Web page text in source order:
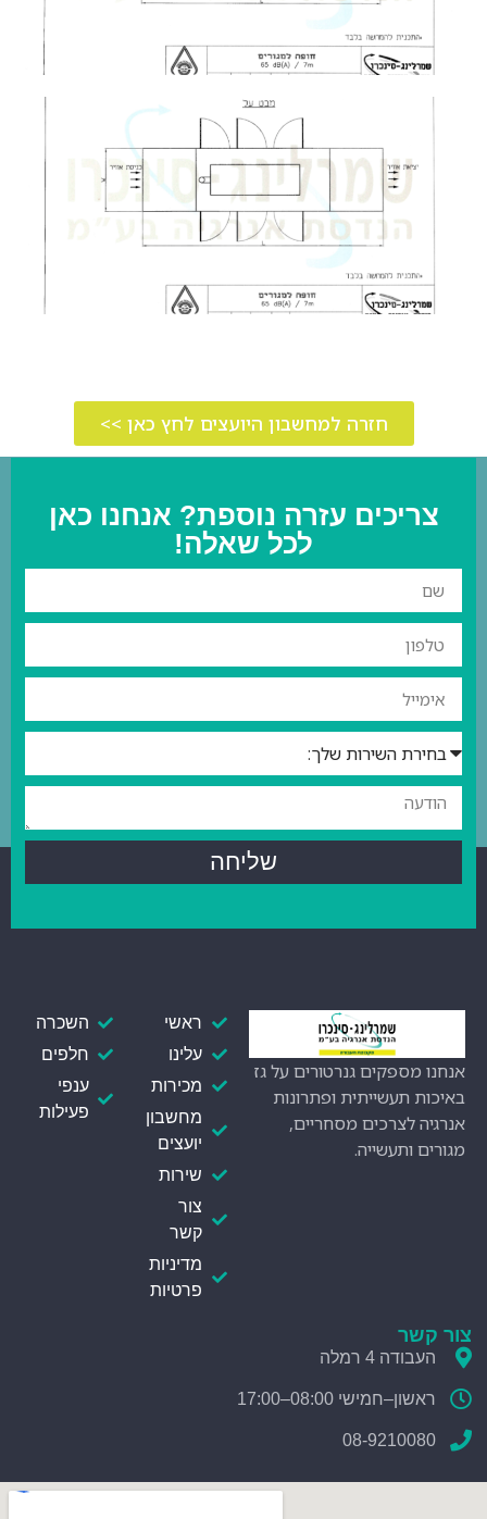
חזרה למחשבון היועצים לחץ כאן >>
צריכים עזרה נוספת? אנחנו כאן
לכל שאלה!
שליחה
אנחנו מספקים גנרטורים על גז
באיכות תעשייתית ופתרונות
אנרגיה לצרכים מסחריים,
מגורים ותעשייה.
ראשי
עלינו
מכירות
מחשבון
יועצים
שירות
צור
קשר
מדיניות
פרטיות
השכרה
חלפים
ענפי
פעילות
צור קשר
העבודה 4 רמלה
ראשון–חמישי 08:00–17:00
08-9210080